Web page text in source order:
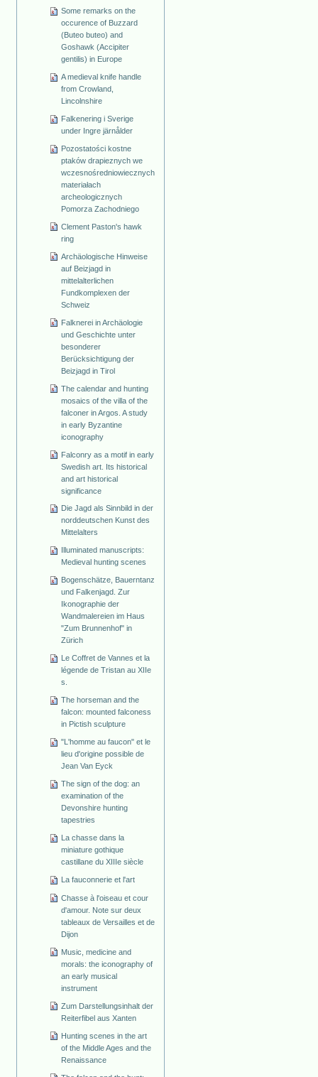
Some remarks on the
occurence of Buzzard
(Buteo buteo) and
Goshawk (Accipiter
gentilis) in Europe
A medieval knife handle
from Crowland,
Lincolnshire
Falkenering i Sverige
under Ingre järnålder
Pozostatości kostne
ptaków drapieznych we
wczesnośredniowiecznych
materiałach
archeologicznych
Pomorza Zachodniego
Clement Paston's hawk
ring
Archäologische Hinweise
auf Beizjagd in
mittelalterlichen
Fundkomplexen der
Schweiz
Falknerei in Archäologie
und Geschichte unter
besonderer
Berücksichtigung der
Beizjagd in Tirol
The calendar and hunting
mosaics of the villa of the
falconer in Argos. A study
in early Byzantine
iconography
Falconry as a motif in early
Swedish art. Its historical
and art historical
significance
Die Jagd als Sinnbild in der
norddeutschen Kunst des
Mittelalters
Illuminated manuscripts:
Medieval hunting scenes
Bogenschätze, Bauerntanz
und Falkenjagd. Zur
Ikonographie der
Wandmalereien im Haus
"Zum Brunnenhof" in
Zürich
Le Coffret de Vannes et la
légende de Tristan au XIIe
s.
The horseman and the
falcon: mounted falconess
in Pictish sculpture
"L'homme au faucon" et le
lieu d'origine possible de
Jean Van Eyck
The sign of the dog: an
examination of the
Devonshire hunting
tapestries
La chasse dans la
miniature gothique
castillane du XIIIe siècle
La fauconnerie et l'art
Chasse à l'oiseau et cour
d'amour. Note sur deux
tableaux de Versailles et de
Dijon
Music, medicine and
morals: the iconography of
an early musical
instrument
Zum Darstellungsinhalt der
Reiterfibel aus Xanten
Hunting scenes in the art
of the Middle Ages and the
Renaissance